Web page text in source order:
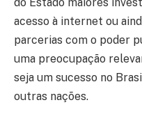
acesso à internet ou
parcerias com o poder
uma preocupação
seja um sucesso no
outras nações.